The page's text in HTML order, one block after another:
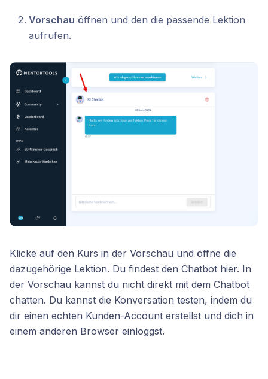
Vorschau öffnen und den die passende Lektion
aufrufen.
Klicke auf den Kurs in der Vorschau und öffne die
dazugehörige Lektion. Du findest den Chatbot hier. In
der Vorschau kannst du nicht direkt mit dem Chatbot
chatten. Du kannst die Konversation testen, indem du
dir einen echten Kunden-Account erstellst und dich in
einem anderen Browser einloggst.